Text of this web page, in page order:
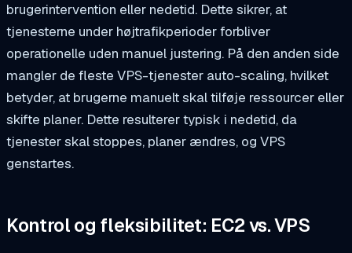
brugerintervention eller nedetid. Dette sikrer, at
tjenesterne under højtrafikperioder forbliver
operationelle uden manuel justering. På den anden side
mangler de fleste VPS-tjenester auto-scaling, hvilket
betyder, at brugerne manuelt skal tilføje ressourcer eller
skifte planer. Dette resulterer typisk i nedetid, da
tjenester skal stoppes, planer ændres, og VPS
genstartes.
Kontrol og fleksibilitet: EC2 vs. VPS